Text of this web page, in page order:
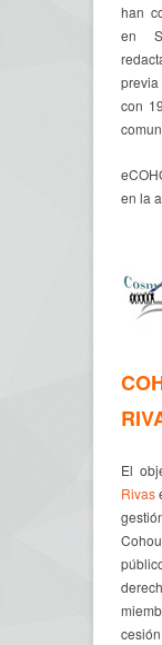
han
en
con
en la
El
Rivas